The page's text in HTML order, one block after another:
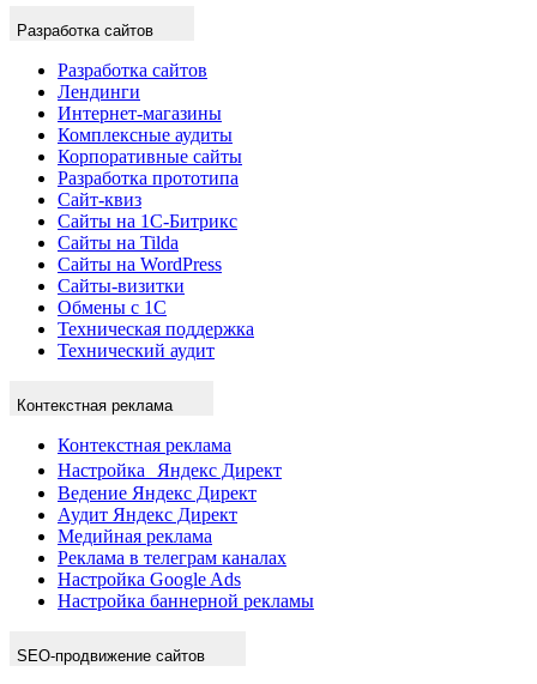
Разработка сайтов
Разработка сайтов
Лендинги
Интернет-магазины
Комплексные аудиты
Корпоративные сайты
Разработка прототипа
Сайт-квиз
Сайты на 1С-Битрикс
Сайты на Tilda
Сайты на WordPress
Сайты-визитки
Обмены с 1С
Техническая поддержка
Технический аудит
Контекстная реклама
Контекстная реклама
Настройка Яндекс Директ
Ведение Яндекс Директ
Аудит Яндекс Директ
Медийная реклама
Реклама в телеграм каналах
Настройка Google Ads
Настройка баннерной рекламы
SEO-продвижение сайтов